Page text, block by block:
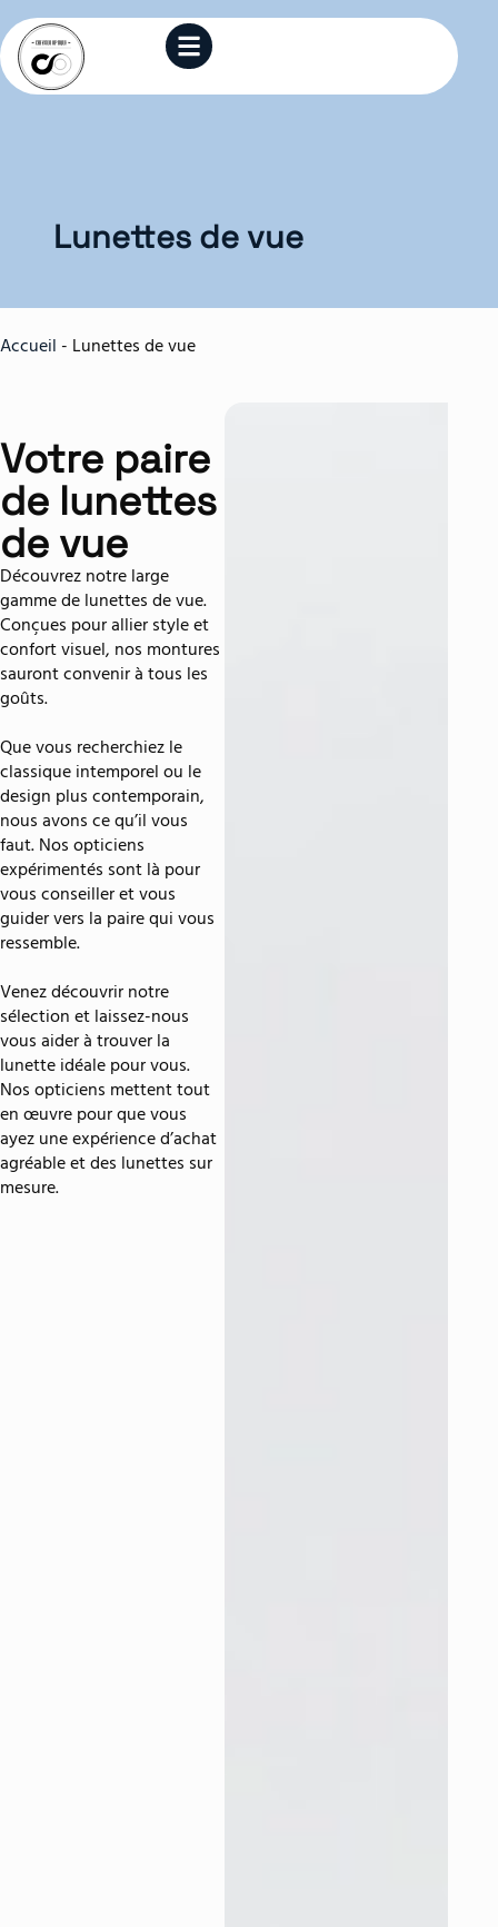
Lunettes de vue
Accueil - Lunettes de vue
Votre paire
de lunettes
de vue
Découvrez notre large
gamme de lunettes de vue.
Conçues pour allier style et
confort visuel, nos montures
sauront convenir à tous les
goûts.
Que vous recherchiez le
classique intemporel ou le
design plus contemporain,
nous avons ce qu’il vous
faut. Nos opticiens
expérimentés sont là pour
vous conseiller et vous
guider vers la paire qui vous
ressemble.
Venez découvrir notre
sélection et laissez-nous
vous aider à trouver la
lunette idéale pour vous.
Nos opticiens mettent tout
en œuvre pour que vous
ayez une expérience d’achat
agréable et des lunettes sur
mesure.